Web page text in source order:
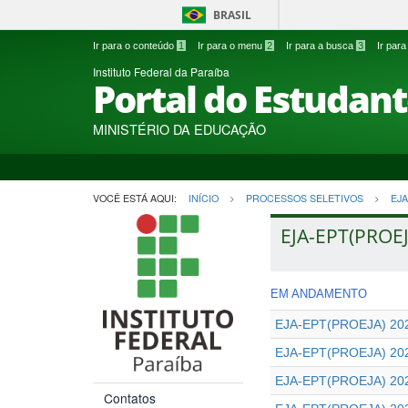
BRASIL
Ir para o conteúdo 1 Ir para o menu 2 Ir para a busca 3 Ir
Instituto Federal da Paraíba
Portal do
MINISTÉRIO DA EDUCAÇÃO
VOCÊ ESTÁ AQUI: INÍCIO PROCESSOS SELETIVOS
Contatos
EJA-
EM ANDAMENTO
EJA-EPT(PROEJA)
EJA-EPT(PROEJA)
EJA-EPT(PROEJA)